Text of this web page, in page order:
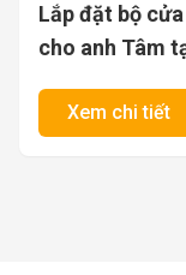
Modern Door
gỗ Đài Loan
Xem chi tiết